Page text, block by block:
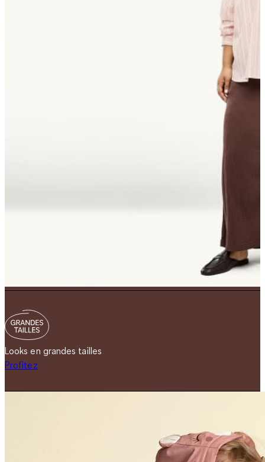
Looks en grandes tailles
Profitez